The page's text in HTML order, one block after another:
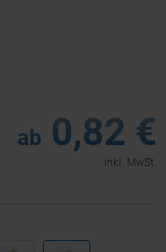
ab 0,82 €
inkl. MwSt.